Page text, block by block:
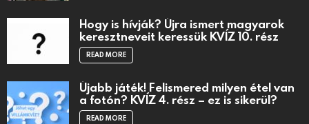
Hogy is hívják? Újra ismert magyarok
keresztneveit keressük KVÍZ 10. rész
READ MORE
Újabb játék! Felismered milyen étel van
a fotón? KVÍZ 4. rész – ez is sikerül?
READ MORE